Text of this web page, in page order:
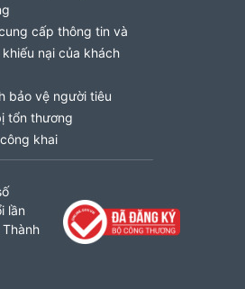
cấp thông tin và
nại của khách
bảo vệ người tiêu
tổn thương
khai
lần